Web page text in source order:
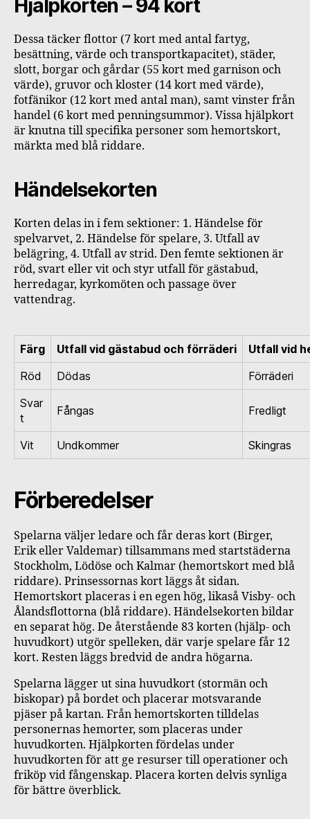
Hjälpkorten – 94 kort
Dessa täcker flottor (7 kort med antal fartyg,
besättning, värde och transportkapacitet), städer,
slott, borgar och gårdar (55 kort med garnison och
värde), gruvor och kloster (14 kort med värde),
fotfänikor (12 kort med antal man), samt vinster från
handel (6 kort med penningsummor). Vissa hjälpkort
är knutna till specifika personer som hemortskort,
märkta med blå riddare.
Händelsekorten
Korten delas in i fem sektioner: 1. Händelse för
spelvarvet, 2. Händelse för spelare, 3. Utfall av
belägring, 4. Utfall av strid. Den femte sektionen är
röd, svart eller vit och styr utfall för gästabud,
herredagar, kyrkomöten och passage över
vattendrag.
Färg Utfall vid gästabud och förräderi
Utfall vid
Röd
Dödas
Förräderi
Svar
t
Fångas Fredligt
Vit Undkommer Skingras
Förberedelser
Spelarna väljer ledare och får deras kort (Birger,
Erik eller Valdemar) tillsammans med startstäderna
Stockholm, Lödöse och Kalmar (hemortskort med blå
riddare). Prinsessornas kort läggs åt sidan.
Hemortskort placeras i en egen hög, likaså Visby- och
Ålandsflottorna (blå riddare). Händelsekorten bildar
en separat hög. De återstående 83 korten (hjälp- och
huvudkort) utgör spelleken, där varje spelare får 12
kort. Resten läggs bredvid de andra högarna.
Spelarna lägger ut sina huvudkort (stormän och
biskopar) på bordet och placerar motsvarande
pjäser på kartan. Från hemortskorten tilldelas
personernas hemorter, som placeras under
huvudkorten. Hjälpkorten fördelas under
huvudkorten för att ge resurser till operationer och
friköp vid fångenskap. Placera korten delvis synliga
för bättre överblick.